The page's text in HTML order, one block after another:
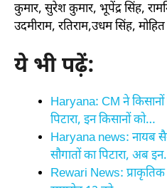
कुमार, सुरेश कुमार, भूपेंद्र सिंह,
उदमीराम, रतिराम,उधम सिंह,
ये भी पढ़ें:
Haryana: CM ने
पिटारा, इन किसानों को…
Haryana news: नायब
सौगातों का पिटारा, अब
Rewari News: प्राकृतिक